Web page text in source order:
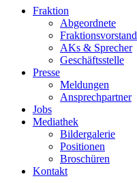
Fraktion
Abgeordnete
Fraktions­vorstand
AKs & Sprecher
Geschäftsstelle
Presse
Meldungen
Ansprechpartner
Jobs
Mediathek
Bildergalerie
Positionen
Broschüren
Kontakt